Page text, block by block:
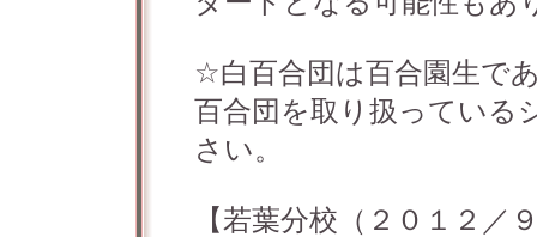
☆白百合団は百合園生で
百合団を取り扱っている
さい。
【若葉分校（２０１２／